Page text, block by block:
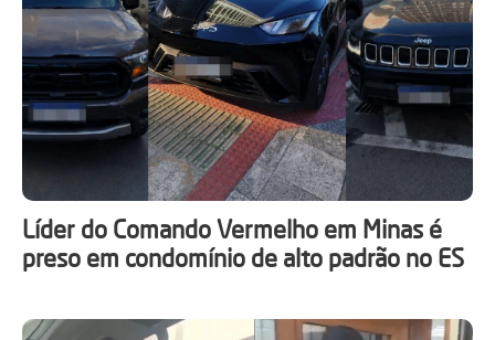
Líder do Comando Vermelho em Minas é
preso em condomínio de alto padrão no ES